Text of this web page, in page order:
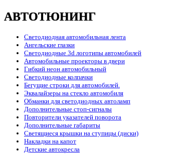
АВТОТЮНИНГ
Светодиодная автомобильная лента
Ангельские глазки
Светодиодные 3d логотипы автомобилей
Автомобильные проекторы в двери
Гибкий неон автомобильный
Светодиодные колпачки
Бегущие строки для автомобилей.
Эквалайзеры на стекло автомобиля
Обманки для светодиодных автоламп
Дополнительные стоп-сигналы
Повторители указателей поворота
Дополнительные габариты
Светящиеся крышки на ступицы (диски)
Накладки на капот
Детские автокресла